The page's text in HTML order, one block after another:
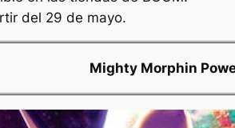
del 29 de mayo.
Mighty Morphin